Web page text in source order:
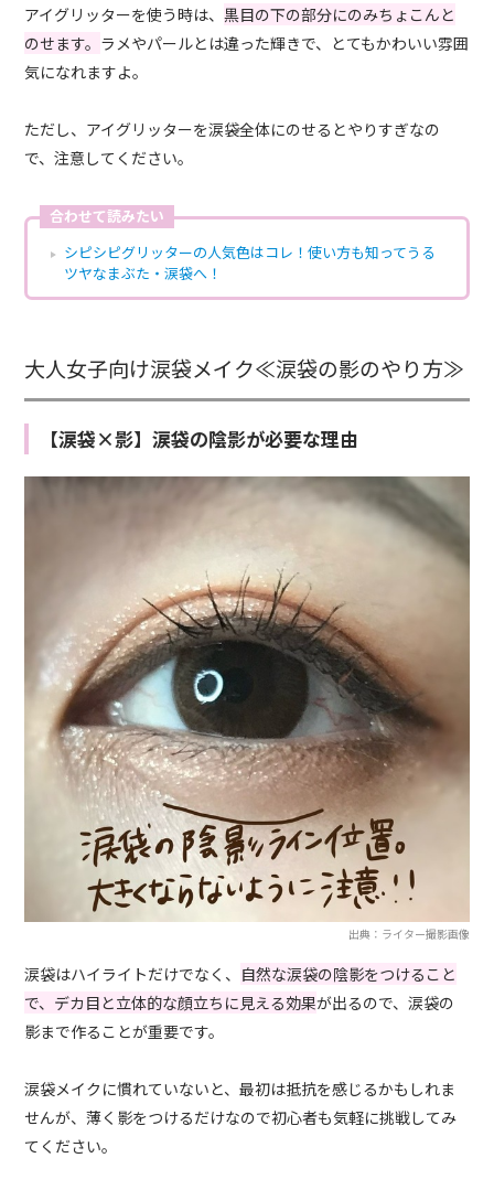
アイグリッターを使う時は、黒目の下の部分にのみちょこんと
のせます。 ラメやパールとは違った輝きで、とてもかわいい雰囲
気になれますよ。
ただし、アイグリッターを涙袋全体にのせるとやりすぎなの
で、注意してください。
合わせて読みたい
シピシピグリッターの人気色はコレ！使い方も知ってうる
ツヤなまぶた・涙袋へ！
大人女子向け涙袋メイク≪涙袋の影のやり方≫
【涙袋×影】涙袋の陰影が必要な理由
出典：ライター撮影画像
涙袋はハイライトだけでなく、 自然な涙袋の陰影をつけること
で、デカ目と立体的な顔立ちに見える効果が出るので、涙袋の
影まで作ることが重要です。
涙袋メイクに慣れていないと、最初は抵抗を感じるかもしれま
せんが、薄く影をつけるだけなので初心者も気軽に挑戦してみ
てください。